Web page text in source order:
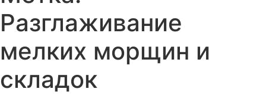
Разглаживание
мелких морщин и
складок